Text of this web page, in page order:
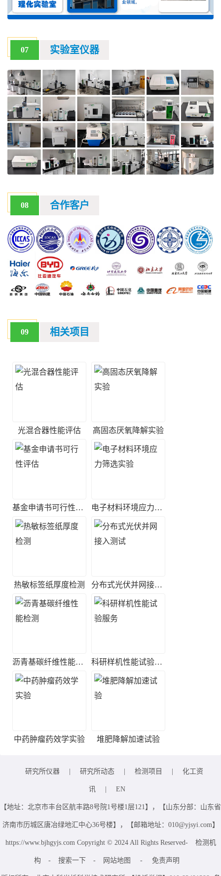
07 实验室仪器
08 合作客户
09 相关项目
光混合器性能评估 高固态厌氧降解实验
基金申请书可行性评估 电子材料环境应力筛选实验
热敏标签纸厚度检测 分布式光伏并网接入测试
沥青基碳纤维性能检测 科研样机性能试验服务
中药肿瘤药效学实验 堆肥降解加速试验
研究所仪器 研究所动态 检测项目 化工资
讯 EN
【地址：北京市丰台区航丰路8号院1号楼1层121】，【山东分部：山东省
济南市历城区唐冶绿地汇中心36号楼】，【邮箱地址：010@yjsyi.com】
https://www.bjhgyjs.com Copyright © 2024 All Rights Reserved- 检测机
构 - 搜索一下 - 网站地图 - 免责声明